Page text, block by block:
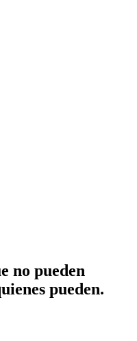
no pueden
pueden.